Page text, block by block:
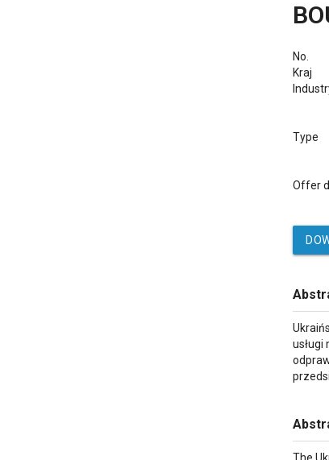
No.
Kraj
Type
Offer